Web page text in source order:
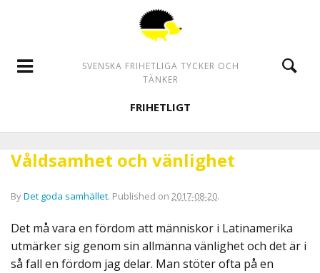
SVENSKA FRIHETLIGA TYCKER OCH
TÄNKER
FRIHETLIGT
Våldsamhet och vänlighet
ByDet goda samhället. Published on 2017-08-20.
Det må vara en fördom att människor i Latinamerika
utmärker sig genom sin allmänna vänlighet och det är i
så fall en fördom jag delar. Man stöter ofta på en